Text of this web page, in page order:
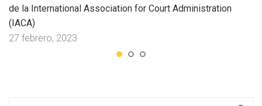
de la International Association for Court Administration
(IACA)
27 febrero, 2023